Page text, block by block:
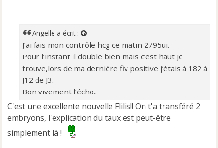
Angelle a écrit :
J’ai fais mon contrôle hcg ce matin 2795ui.
Pour l’instant il double bien mais c’est haut je
trouve,lors de ma dernière fiv positive j’étais à 182 à
J12 de J3.
Bon vivement l’écho..
C'est une excellente nouvelle Flilis!! On t'a transféré 2
embryons, l'explication du taux est peut-être
simplement là !